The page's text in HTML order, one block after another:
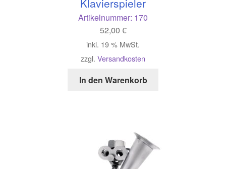
Artikelnummer: 170
52,00 €
inkl. 19 % MwSt.
zzgl. Versandkosten
In den Warenkorb